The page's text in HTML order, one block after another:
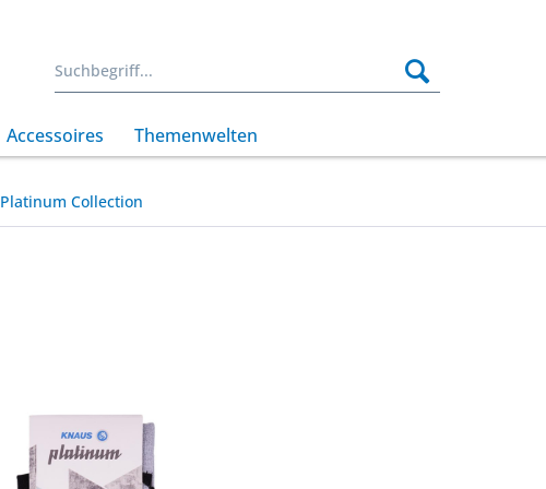
Accessoires Themenwelten
Platinum Collection